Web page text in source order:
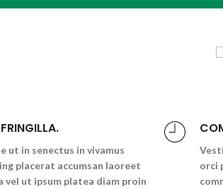
ut in senectus in vivamus
placerat accumsan laoreet
vel ut ipsum platea diam proin
orci